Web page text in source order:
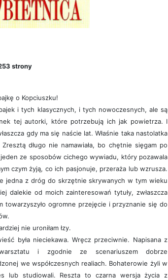
strony
o Kopciuszku!
i tych klasycznych, i tych nowoczesnych, ale są
tej autorki, które potrzebują ich jak powietrza. I
gdy ma się naście lat. Właśnie taka nastolatka
długo nie namawiała, bo chętnie sięgam po
ze sposobów cichego wywiadu, który pozawala
czym żyją, co ich pasjonuje, przeraża lub wzrusza.
jedna z dróg do skrzętnie skrywanych w tym wieku
dalekie od moich zainteresowań tytuły, zwłaszcza
towarzyszyło ogromne przejęcie i przyznanie się do
nie uroniłam łzy.
była nieciekawa. Wręcz przeciwnie. Napisana z
warsztatu i zgodnie ze scenariuszem dobrze
we współczesnych realiach. Bohaterowie żyli w
lub studiowali. Reszta to czarna wersja życia z